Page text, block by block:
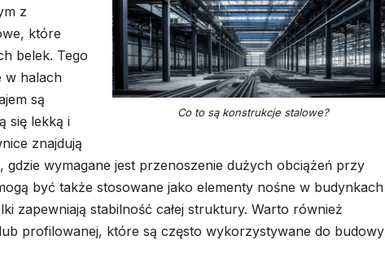
Co to są konstrukcje stalowe?
z
które
belek. Tego
w halach
są
się lekką i
znajdują
wymagane jest przenoszenie dużych obciążeń przy
być także stosowane jako elementy nośne w budynkach
zapewniają stabilność całej struktury. Warto również
profilowanej, które są często wykorzystywane do budowy